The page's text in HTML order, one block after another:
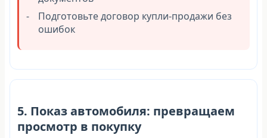
Подготовьте договор купли-продажи без
ошибок
5. Показ автомобиля: превращаем
просмотр в покупку